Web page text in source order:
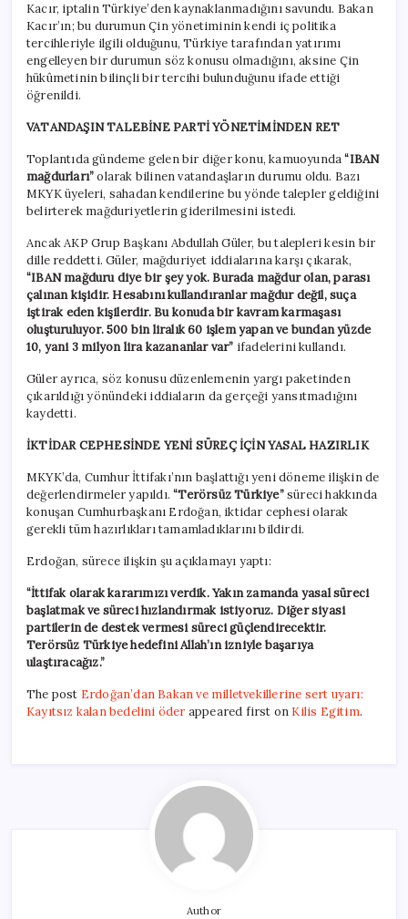
Kacır, iptalin Türkiye’den kaynaklanmadığını savundu. Bakan
Kacır’ın; bu durumun Çin yönetiminin kendi iç politika
tercihleriyle ilgili olduğunu, Türkiye tarafından yatırımı
engelleyen bir durumun söz konusu olmadığını, aksine Çin
hükûmetinin bilinçli bir tercihi bulunduğunu ifade ettiği
öğrenildi.
VATANDAŞIN TALEBİNE PARTİ YÖNETİMİNDEN RET
Toplantıda gündeme gelen bir diğer konu, kamuoyunda“IBAN
mağdurları”olarak bilinen vatandaşların durumu oldu. Bazı
MKYK üyeleri, sahadan kendilerine bu yönde talepler geldiğini
belirterek mağduriyetlerin giderilmesini istedi.
Ancak AKP Grup Başkanı Abdullah Güler, bu talepleri kesin bir
dille reddetti. Güler, mağduriyet iddialarına karşı çıkarak,
“IBAN mağduru diye bir şey yok. Burada mağdur olan, parası
çalınan kişidir. Hesabını kullandıranlar mağdur değil, suça
iştirak eden kişilerdir. Bu konuda bir kavram karmaşası
oluşturuluyor. 500 bin liralık 60 işlem yapan ve bundan yüzde
10, yani 3 milyon lira kazananlar var” ifadelerini kullandı.
Güler ayrıca, söz konusu düzenlemenin yargı paketinden
çıkarıldığı yönündeki iddiaların da gerçeği yansıtmadığını
kaydetti.
İKTİDAR CEPHESİNDE YENİ SÜREÇ İÇİN YASAL HAZIRLIK
MKYK’da, Cumhur İttifakı’nın başlattığı yeni döneme ilişkin de
değerlendirmeler yapıldı.“Terörsüz Türkiye”süreci hakkında
konuşan Cumhurbaşkanı Erdoğan, iktidar cephesi olarak
gerekli tüm hazırlıkları tamamladıklarını bildirdi.
Erdoğan, sürece ilişkin şu açıklamayı yaptı:
“İttifak olarak kararımızı verdik. Yakın zamanda yasal süreci
başlatmak ve süreci hızlandırmak istiyoruz. Diğer siyasi
partilerin de destek vermesi süreci güçlendirecektir.
Terörsüz Türkiye hedefini Allah’ın izniyle başarıya
ulaştıracağız.”
The post Erdoğan’dan Bakan ve milletvekillerine sert uyarı:
Kayıtsız kalan bedelini öder appeared first on Kilis Egitim.
Author